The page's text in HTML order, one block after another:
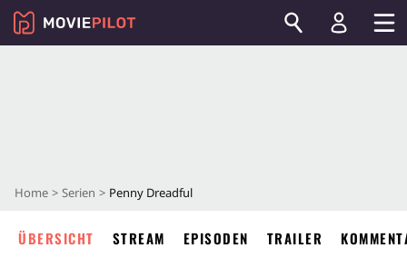
Home Serien Penny Dreadful
ÜBERSICHT STREAM EPISODEN TRAILER